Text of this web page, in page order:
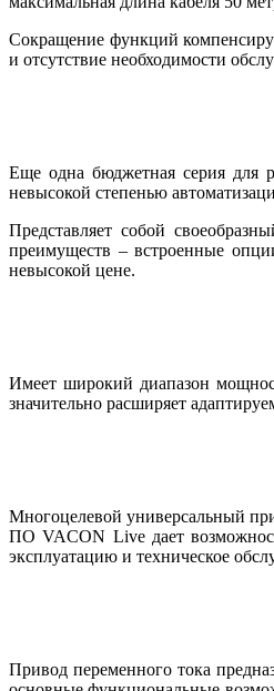
Сокращение функций
и отсутствие необходимости
Еще одна бюджетная серия для
невысокой степенью
Представляет собой
преимуществ – встроенные
невысокой цене.
Имеет широкий диапазон
значительно расширяет
Многоцелевой универсальный
ПО VACON Live дает
эксплуатацию и техническое
Привод переменного тока